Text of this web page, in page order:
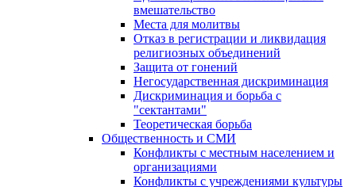
вмешательство
Места для молитвы
Отказ в регистрации и ликвидация
религиозных объединений
Защита от гонений
Негосударственная дискриминация
Дискриминация и борьба с
"сектантами"
Теоретическая борьба
Общественность и СМИ
Конфликты с местным населением и
организациями
Конфликты с учреждениями культуры